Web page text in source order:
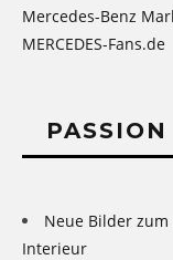
Mercedes-Benz
MERCEDES-Fans.de
Neue Bilder
Interieur